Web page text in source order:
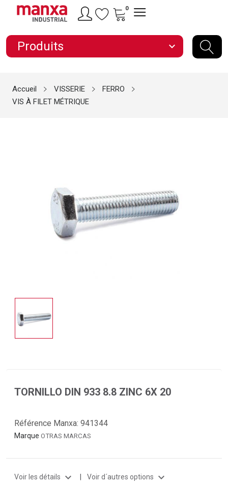
0
Produits expand_more
Accueil VISSERIE
FERRO
VIS À FILET MÉTRIQUE
TORNILLO DIN 933 8.8 ZINC 6X 20
Référence Manxa: 941344
Marque OTRAS MARCAS
Voir les détails expand_more | Voir d´autres options expand_more